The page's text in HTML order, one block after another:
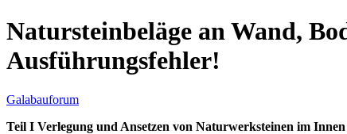
Natursteinbeläge an Wand,
Ausführungsfehler!
Galabauforum
Teil I Verlegung und Ansetzen von Naturwerksteinen im